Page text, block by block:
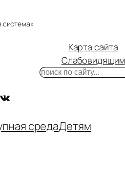
система»
ВКонтакте
Карта сайта
Слабовидящим
Поиск
средаДетям